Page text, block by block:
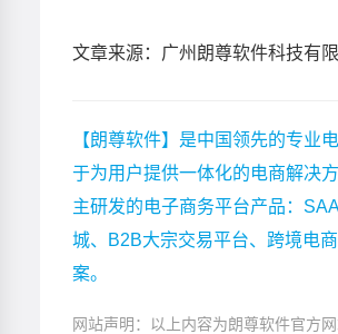
文章来源：广州朗尊软件科技有
【朗尊软件】是中国领先的专业
于为用户提供一体化的电商解决
主研发的电子商务平台产品：
城、B2B大宗交易平台、跨境电
案。
网站声明：以上内容为朗尊软件官方